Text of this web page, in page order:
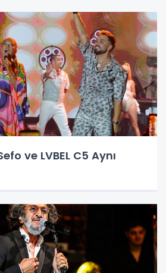
ve LVBEL C5 Aynı